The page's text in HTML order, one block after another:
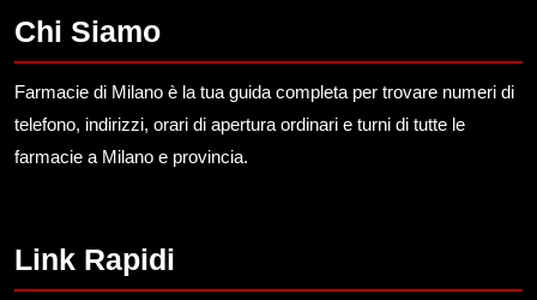
Chi Siamo
Farmacie di Milano è la tua guida completa per trovare numeri di
telefono, indirizzi, orari di apertura ordinari e turni di tutte le
farmacie a Milano e provincia.
Link Rapidi